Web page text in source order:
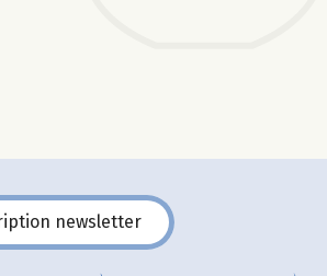
newsletter